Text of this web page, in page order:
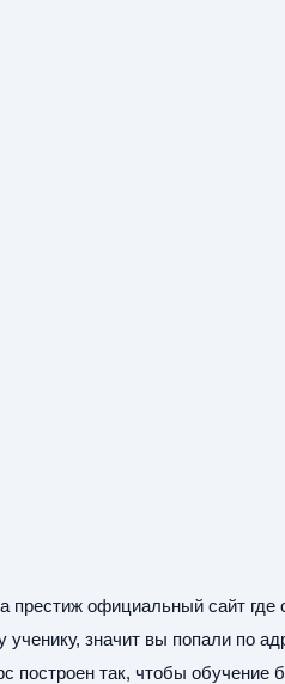
престиж официальный сайт где
значит вы попали по
построен так, чтобы